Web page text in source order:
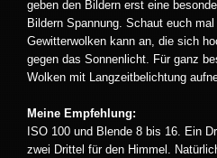
geben den Bildern erst eine
Bildern Spannung. Schaut euch
Gewitterwolken kann an, die sich
gegen das Sonnenlicht. Für ganz
Wolken mit Langzeitbelichtung
Meine Empfehlung:
ISO 100 und Blende 8 bis 16. Ein
zwei Drittel für den Himmel.